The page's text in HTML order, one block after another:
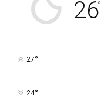
26°
27°
24°